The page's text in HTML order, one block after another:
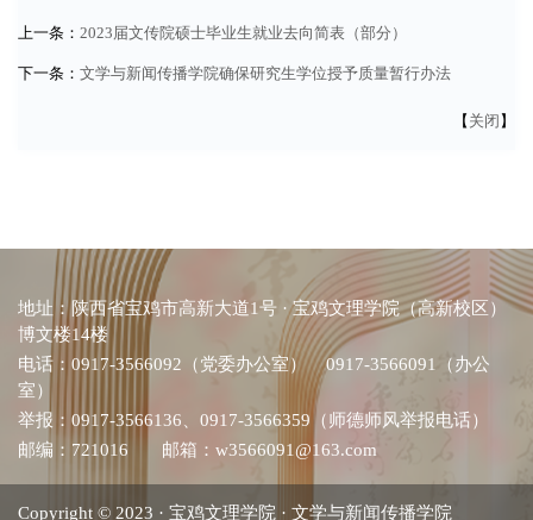
上一条： 2023届文传院硕士毕业生就业去向简表（部分）
下一条： 文学与新闻传播学院确保研究生学位授予质量暂行办法
【 关闭 】
地址：陕西省宝鸡市高新大道1号 · 宝鸡文理学院（高新校区）
博文楼14楼
电话：0917-3566092（党委办公室） 0917-3566091（办公
室）
举报：0917-3566136、0917-3566359（师德师风举报电话）
邮编：721016 邮箱：w3566091@163.com
Copyright © 2023 · 宝鸡文理学院 · 文学与新闻传播学院